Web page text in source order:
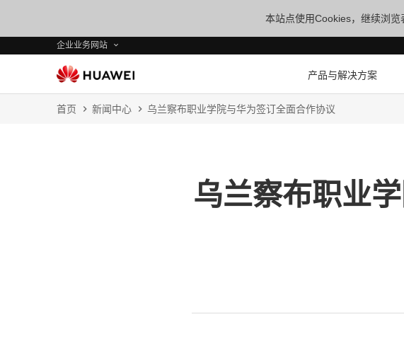
本站点使用Cookies，继续浏览
企业业务网站
产品与解决方案
首页 新闻中心 乌兰察布职业学院与华为签订全面合作协议
乌兰察布职业